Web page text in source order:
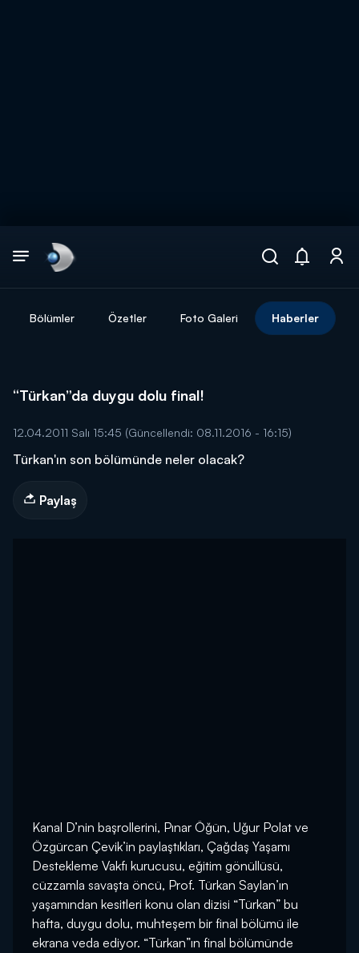
Bölümler Özetler Foto Galeri Haberler
“Türkan”da duygu dolu final!
12.04.2011 Salı 15:45 (Güncellendi: 08.11.2016 - 16:15)
Türkan'ın son bölümünde neler olacak?
Paylaş
Kanal D’nin başrollerini, Pınar Öğün, Uğur Polat ve
Özgürcan Çevik’in paylaştıkları, Çağdaş Yaşamı
Destekleme Vakfı kurucusu, eğitim gönüllüsü,
cüzzamla savaşta öncü, Prof. Türkan Saylan’ın
yaşamından kesitleri konu olan dizisi “Türkan” bu
hafta, duygu dolu, muhteşem bir final bölümü ile
ekrana veda ediyor. “Türkan”ın final bölümünde